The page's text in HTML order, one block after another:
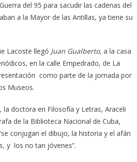
del 95 para sacudir las cadenas del
a la Mayor de las Antillas, ya tiene su
Lacoste llegó Juan Gualberto, a la casa
en la calle Empedrado, de La
como parte de la jornada por
Museos.
la doctora en Filosofía y Letras, Araceli
de la Biblioteca Nacional de Cuba,
conjugan el dibujo, la historia y el afán
y los no tan jóvenes”.